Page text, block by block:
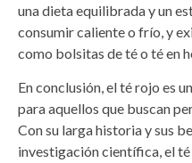
una dieta equilibrada y un
consumir caliente o frío, y
como bolsitas de té o té en
En conclusión, el té rojo es
para aquellos que buscan
Con su larga historia y sus
investigación científica, el